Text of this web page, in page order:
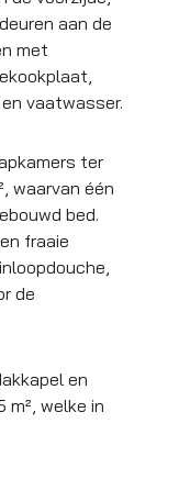
aan de
met
vaatwasser.
ter
waarvan één
bed.
fraaie
de
en
welke in